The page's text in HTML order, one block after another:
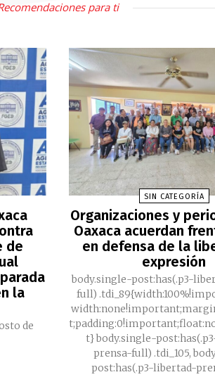
para ti
de
la
de
SIN CATEGORÍA
Organizaciones y
Oaxaca acuerdan
en defensa de la
expresión
body.single-post:has(.p3-
full)
t} body.single-
prensa-full) .tdi_105,
post:has(.p3-libertad-